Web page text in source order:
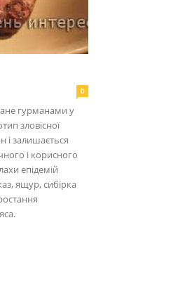
0
гурманами у
зловісної
і залишається
і корисного
епідемій
ящур, сибірка